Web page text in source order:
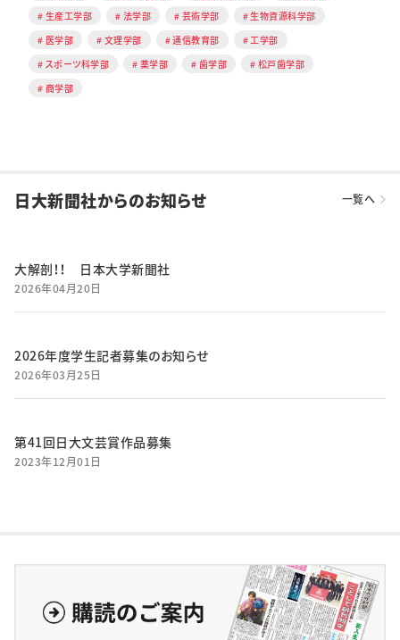
生産工学部
法学部 芸術学部
生物資源科学部
医学部
文理学部 通信教育部
工学部
スポーツ科学部
薬学部 歯学部
松戸歯学部
商学部
日大新聞社からのお知らせ 一覧へ
大解剖！！ 日本大学新聞社
2026年04月20日
2026年度学生記者募集のお知らせ
2026年03月25日
第41回日大文芸賞作品募集
2023年12月01日